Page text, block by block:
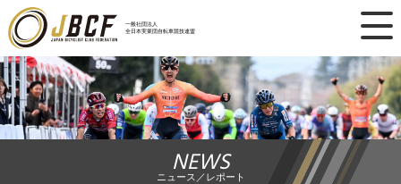
一般社団法人
全日本実業団自転車競技連盟
×
ニュース
レース日程
ランキング
NEWS
ニュース／レポート